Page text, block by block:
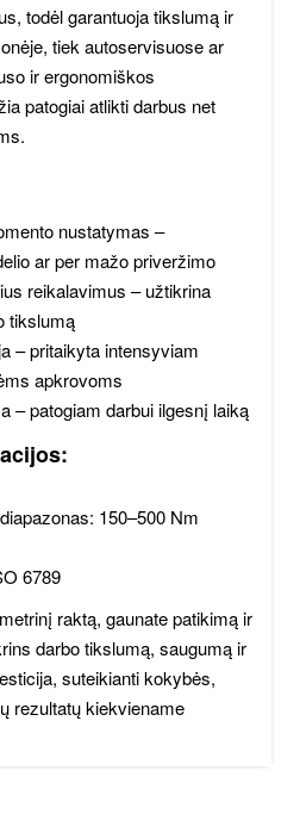
todėl garantuoja tikslumą ir
tiek autoservisuose ar
ir ergonomiškos
patogiai atlikti darbus net
nustatymas –
ar per mažo priveržimo
reikalavimus – užtikrina
tikslumą
– pritaikyta intensyviam
apkrovoms
– patogiam darbui ilgesnį laiką
150–500 Nm
6789
raktą, gaunate patikimą ir
darbo tikslumą, saugumą ir
suteikianti kokybės,
rezultatų kiekviename